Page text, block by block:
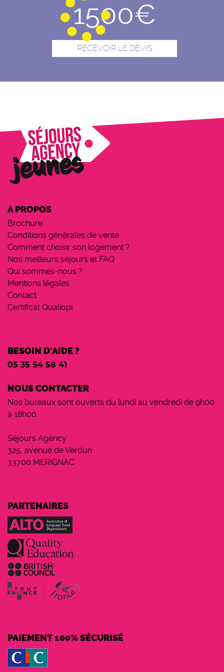
: Cours d’espagnol + Remise des
diplômes + Activité « Arts & Crafts » + Soirée de
1500€
RECEVOIR LE DEVIS
A PROPOS
Brochure
Conditions générales de vente
Comment choisir son logement ?
Nos meilleurs séjours et FAQ
Qui sommes-nous ?
Mentions légales
Contact
Certificat Qualiopi
BESOIN D'AIDE ?
05 35 54 58 41
NOUS CONTACTER
Nos bureaux sont ouverts du lundi au vendredi de 9h00
à 18h00.
Séjours Agency
325, avenue de Verdun
33700 MERIGNAC
PARTENAIRES
PAIEMENT 100% SÉCURISÉ